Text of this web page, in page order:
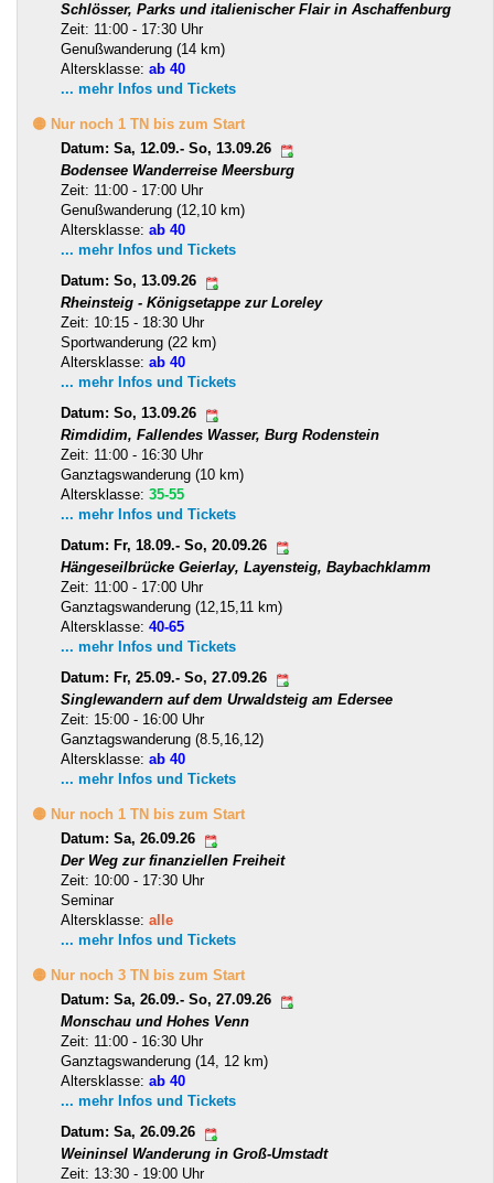
Schlösser, Parks und italienischer Flair in Aschaffenburg
Zeit: 11:00 - 17:30 Uhr
Genußwanderung (14 km)
Altersklasse: ab 40
... mehr Infos und Tickets
🟡 Nur noch 1 TN bis zum Start
Datum: Sa, 12.09.- So, 13.09.26
Bodensee Wanderreise Meersburg
Zeit: 11:00 - 17:00 Uhr
Genußwanderung (12,10 km)
Altersklasse: ab 40
... mehr Infos und Tickets
Datum: So, 13.09.26
Rheinsteig - Königsetappe zur Loreley
Zeit: 10:15 - 18:30 Uhr
Sportwanderung (22 km)
Altersklasse: ab 40
... mehr Infos und Tickets
Datum: So, 13.09.26
Rimdidim, Fallendes Wasser, Burg Rodenstein
Zeit: 11:00 - 16:30 Uhr
Ganztagswanderung (10 km)
Altersklasse: 35-55
... mehr Infos und Tickets
Datum: Fr, 18.09.- So, 20.09.26
Hängeseilbrücke Geierlay, Layensteig, Baybachklamm
Zeit: 11:00 - 17:00 Uhr
Ganztagswanderung (12,15,11 km)
Altersklasse: 40-65
... mehr Infos und Tickets
Datum: Fr, 25.09.- So, 27.09.26
Singlewandern auf dem Urwaldsteig am Edersee
Zeit: 15:00 - 16:00 Uhr
Ganztagswanderung (8.5,16,12)
Altersklasse: ab 40
... mehr Infos und Tickets
🟡 Nur noch 1 TN bis zum Start
Datum: Sa, 26.09.26
Der Weg zur finanziellen Freiheit
Zeit: 10:00 - 17:30 Uhr
Seminar
Altersklasse: alle
... mehr Infos und Tickets
🟡 Nur noch 3 TN bis zum Start
Datum: Sa, 26.09.- So, 27.09.26
Monschau und Hohes Venn
Zeit: 11:00 - 16:30 Uhr
Ganztagswanderung (14, 12 km)
Altersklasse: ab 40
... mehr Infos und Tickets
Datum: Sa, 26.09.26
Weininsel Wanderung in Groß-Umstadt
Zeit: 13:30 - 19:00 Uhr